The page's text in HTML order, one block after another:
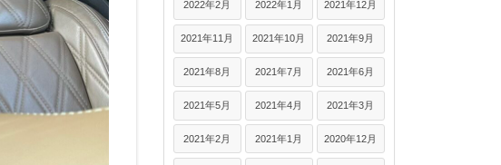
2022年2月 2022年1月 2021年12月
2021年11月 2021年10月 2021年9月
2021年8月 2021年7月 2021年6月
2021年5月 2021年4月 2021年3月
2021年2月 2021年1月 2020年12月